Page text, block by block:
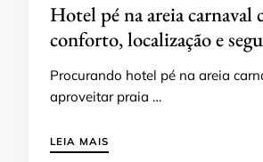
Hotel pé na areia carnaval
conforto, localização e
Procurando hotel pé na areia
aproveitar praia …
LEIA MAIS